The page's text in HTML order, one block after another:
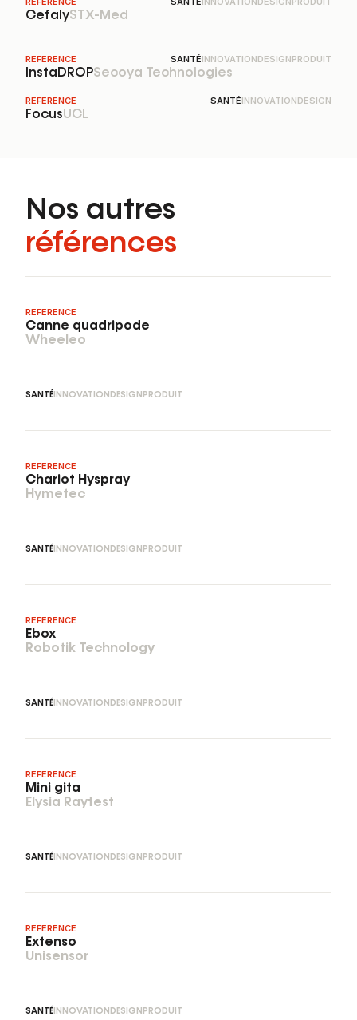
CefalySTX-Med
REFERENCE SANTÉINNOVATIONDESIGNPRODUIT
InstaDROPSecoya Technologies
REFERENCE SANTÉINNOVATIONDESIGN
FocusUCL
Nos autres
références
REFERENCE
Canne quadripode
Wheeleo
SANTÉ INNOVATION DESIGN PRODUIT
REFERENCE
Chariot Hyspray
Hymetec
SANTÉ INNOVATION DESIGN PRODUIT
REFERENCE
Ebox
Robotik Technology
SANTÉ INNOVATION DESIGN PRODUIT
REFERENCE
Mini gita
Elysia Raytest
SANTÉ INNOVATION DESIGN PRODUIT
REFERENCE
Extenso
Unisensor
SANTÉ INNOVATION DESIGN PRODUIT